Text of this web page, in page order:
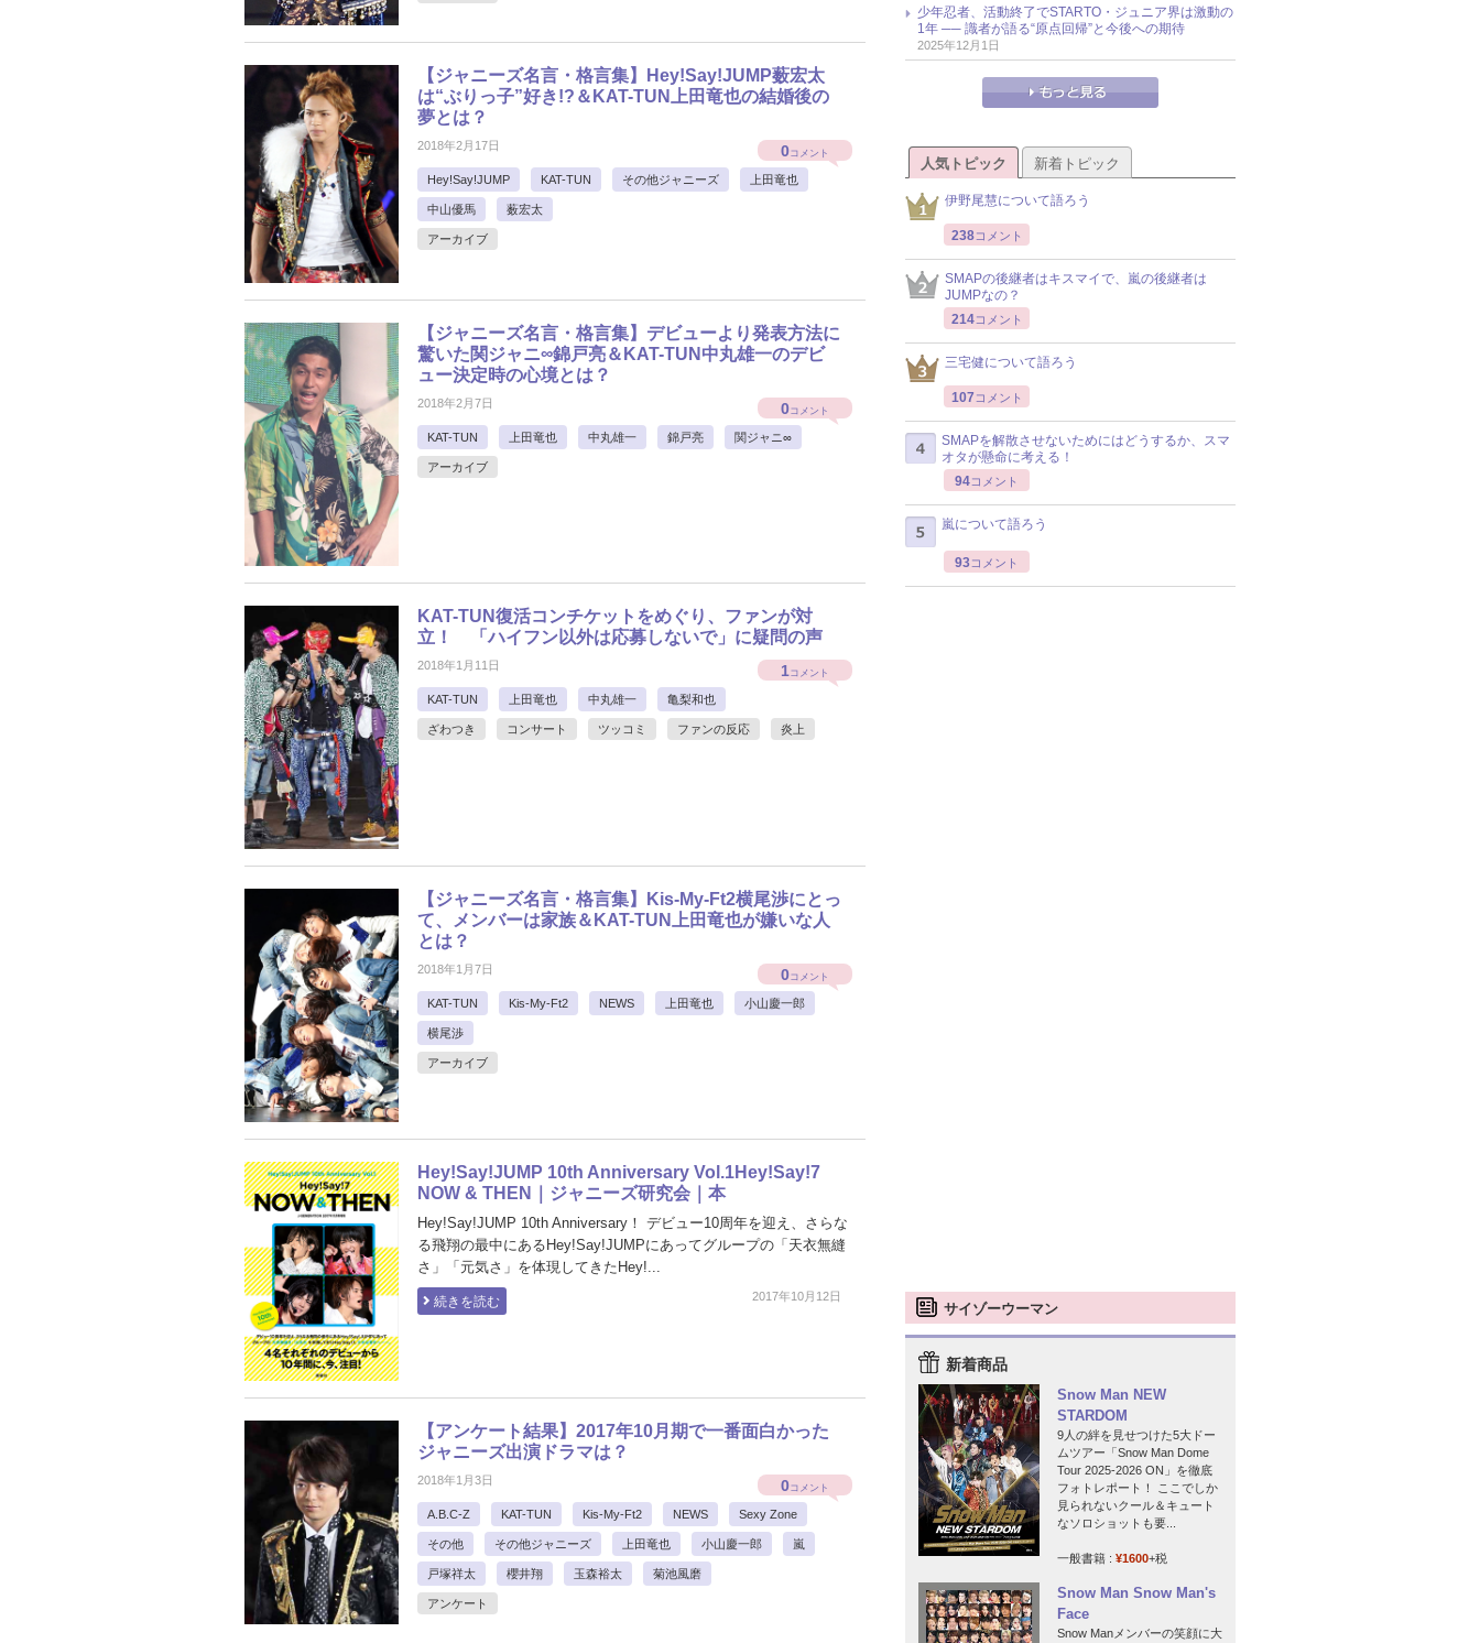
【ジャニーズ名言・格言集】Hey!Say!JUMP薮宏太
は“ぶりっ子”好き!?＆KAT-TUN上田竜也の結婚後の
夢とは？
2018年2月17日 0コメント
Hey!Say!JUMP KAT-TUN その他ジャニーズ 上田竜也
中山優馬 薮宏太
アーカイブ
【ジャニーズ名言・格言集】デビューより発表方法に
驚いた関ジャニ∞錦戸亮＆KAT-TUN中丸雄一のデビ
ュー決定時の心境とは？
2018年2月7日 0コメント
KAT-TUN 上田竜也 中丸雄一 錦戸亮 関ジャニ∞
アーカイブ
KAT-TUN復活コンチケットをめぐり、ファンが対
立！ 「ハイフン以外は応募しないで」に疑問の声
2018年1月11日 1コメント
KAT-TUN 上田竜也 中丸雄一 亀梨和也
ざわつき コンサート ツッコミ ファンの反応 炎上
【ジャニーズ名言・格言集】Kis-My-Ft2横尾渉にとっ
て、メンバーは家族＆KAT-TUN上田竜也が嫌いな人
とは？
2018年1月7日 0コメント
KAT-TUN Kis-My-Ft2 NEWS 上田竜也 小山慶一郎
横尾渉
アーカイブ
Hey!Say!JUMP 10th Anniversary Vol.1Hey!Say!7
NOW & THEN｜ジャニーズ研究会｜本
Hey!Say!JUMP 10th Anniversary！ デビュー10周年を迎え、さらな
る飛翔の最中にあるHey!Say!JUMPにあってグループの「天衣無縫
さ」「元気さ」を体現してきたHey!...
続きを読む 2017年10月12日
【アンケート結果】2017年10月期で一番面白かった
ジャニーズ出演ドラマは？
2018年1月3日 0コメント
A.B.C-Z KAT-TUN Kis-My-Ft2 NEWS Sexy Zone
その他 その他ジャニーズ 上田竜也 小山慶一郎 嵐
戸塚祥太 櫻井翔 玉森裕太 菊池風磨
アンケート
少年忍者、活動終了でSTARTO・ジュニア界は激動の
1年 ── 識者が語る“原点回帰”と今後への期待
2025年12月1日
人気トピック 新着トピック
伊野尾慧について語ろう
238コメント
SMAPの後継者はキスマイで、嵐の後継者は
JUMPなの？
214コメント
三宅健について語ろう
107 コメント
SMAPを解散させないためにはどうするか、スマ
オタが懸命に考える！
94コメント
嵐について語ろう
93コメント
サイゾーウーマン
新着商品
Snow Man NEW
STARDOM
9人の絆を見せつけた5大ドー
ムツアー「Snow Man Dome
Tour 2025-2026 ON」を徹底
フォトレポート！ ここでしか
見られないクール＆キュート
なソロショットも要...
一般書籍 : ¥1600+税
Snow Man Snow Man's
Face
Snow Manメンバーの笑顔に大